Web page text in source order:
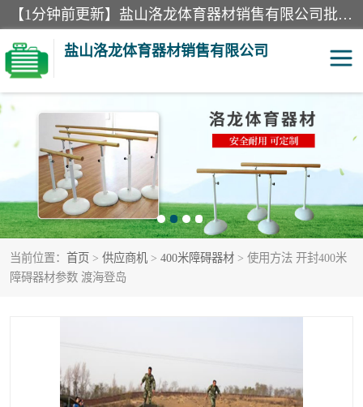
【1分钟前更新】盐山洛龙体育器材销售有限公司批量供应：300米障碍器材、400米障碍器材、部队训练器材、双杠、体操垫、舞蹈把杆等产品。盐山洛龙体育器材销售有限公司经过多年的发展，集研发，生产，销售，售后服务为一体. 奉行“质量，信誉，服务”的宗旨，以开拓创新的精神和真诚守信的态度积极进取。
盐山洛龙体育器材销售有限公司
当前位置： 首页 > 供应商机 > 400米障碍器材 > 使用方法 开封400米
障碍器材参数 渡海登岛
单双杠 舞蹈把杆
400米障碍器材 体操垫
300米障碍器材 攀爬架
塑胶跑道 400米障碍器材1